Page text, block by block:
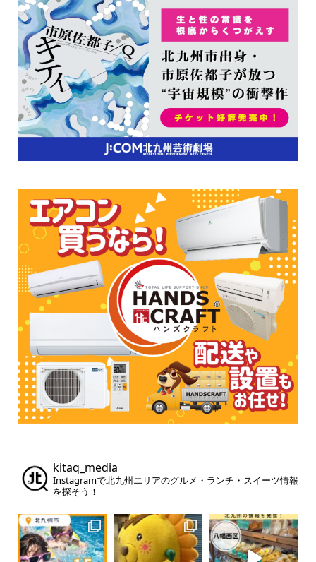
kitaq_media
Instagramで北九州エリアのグルメ・ランチ・スイーツ情報
を探そう！